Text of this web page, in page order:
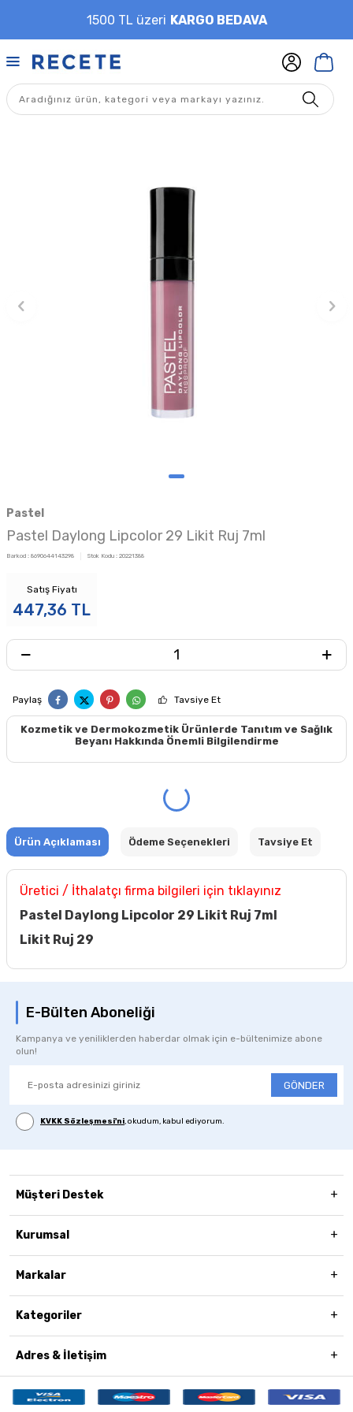
1500 TL üzeri KARGO BEDAVA
Pastel
Pastel Daylong Lipcolor 29 Likit Ruj 7ml
Barkod : 8690644143298 Stok Kodu : 20221388
Satış Fiyatı
447,36 TL
Paylaş Tavsiye Et
Kozmetik ve Dermokozmetik Ürünlerde Tanıtım ve Sağlık
Beyanı Hakkında Önemli Bilgilendirme
Ürün Açıklaması Ödeme Seçenekleri Tavsiye Et
Üretici / İthalatçı firma bilgileri için tıklayınız
Pastel Daylong Lipcolor 29 Likit Ruj 7ml
Likit Ruj 29
E-Bülten Aboneliği
Kampanya ve yeniliklerden haberdar olmak için e-bültenimize abone
olun!
GÖNDER
KVKK Sözleşmesi'ni, okudum, kabul ediyorum.
Müşteri Destek
Kurumsal
Markalar
Kategoriler
Adres & İletişim